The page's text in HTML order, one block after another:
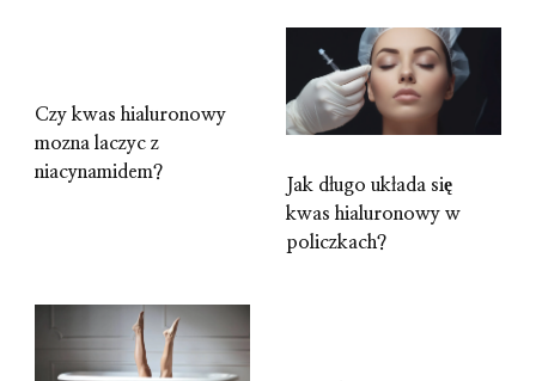
Czy kwas hialuronowy
mozna laczyc z
niacynamidem?
Jak długo układa się
kwas hialuronowy w
policzkach?